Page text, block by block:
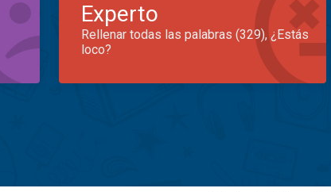
Experto
Rellenar todas las palabras (329), ¿Estás
loco?